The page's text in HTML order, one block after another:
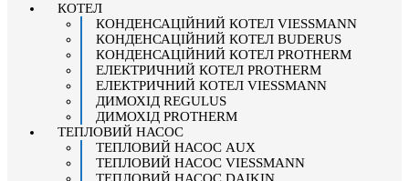
КОТЕЛ
КОНДЕНСАЦІЙНИЙ КОТЕЛ VIESSMANN
КОНДЕНСАЦІЙНИЙ КОТЕЛ BUDERUS
КОНДЕНСАЦІЙНИЙ КОТЕЛ PROTHERM
ЕЛЕКТРИЧНИЙ КОТЕЛ PROTHERM
ЕЛЕКТРИЧНИЙ КОТЕЛ VIESSMANN
ДИМОХІД REGULUS
ДИМОХІД PROTHERM
ТЕПЛОВИЙ НАСОС
ТЕПЛОВИЙ НАСОС AUX
ТЕПЛОВИЙ НАСОС VIESSMANN